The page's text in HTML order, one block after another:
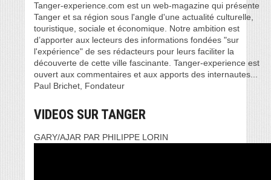
Tanger-experience.com est un web-magazine qui présente
Tanger et sa région sous l'angle d'une actualité culturelle,
touristique, sociale et économique. Notre ambition est
d’apporter aux lecteurs des informations fondées "sur
l'expérience" de ses rédacteurs pour leurs faciliter la
découverte de cette ville fascinante. Tanger-experience est
ouvert aux commentaires et aux apports des internautes...
Paul Brichet, Fondateur
VIDEOS SUR TANGER
GARY/AJAR PAR PHILIPPE LORIN